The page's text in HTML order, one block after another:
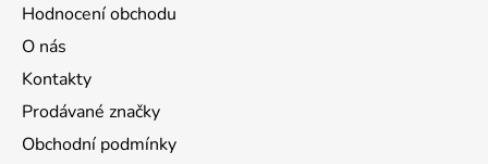
Hodnocení obchodu
O nás
Kontakty
Prodávané značky
Obchodní podmínky